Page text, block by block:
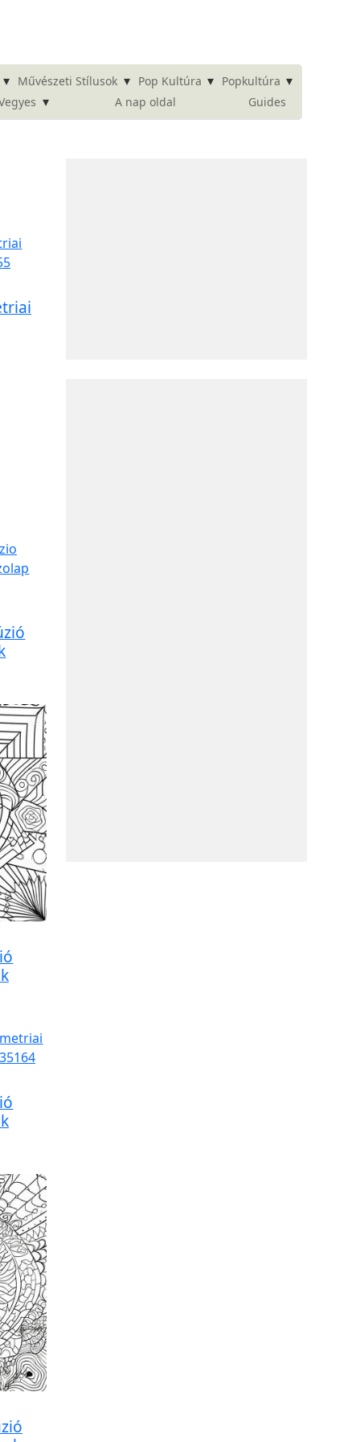
▾ Művészeti Stílusok ▾ Pop Kultúra ▾ Popkultúra ▾
▾ A nap oldal Guides